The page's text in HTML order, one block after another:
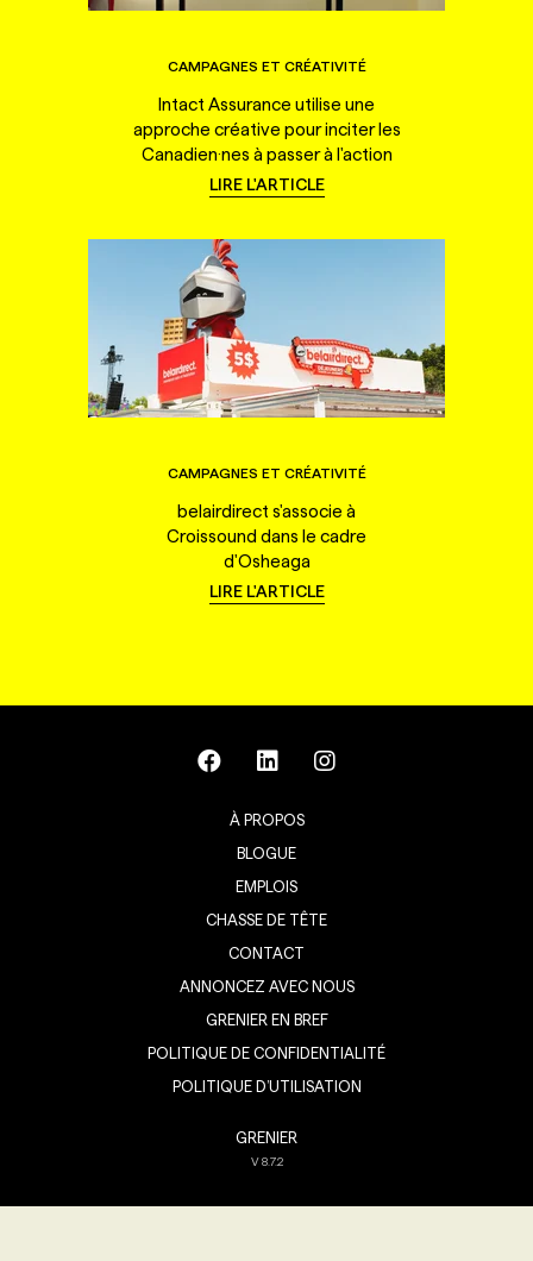
CAMPAGNES ET CRÉATIVITÉ
Intact Assurance utilise une
approche créative pour inciter les
Canadien·nes à passer à l'action
LIRE L'ARTICLE
CAMPAGNES ET CRÉATIVITÉ
belairdirect s'associe à
Croissound dans le cadre
d'Osheaga
LIRE L'ARTICLE
À PROPOS
BLOGUE
EMPLOIS
CHASSE DE TÊTE
CONTACT
ANNONCEZ AVEC NOUS
GRENIER EN BREF
POLITIQUE DE CONFIDENTIALITÉ
POLITIQUE D’UTILISATION
GRENIER
V8.7.2